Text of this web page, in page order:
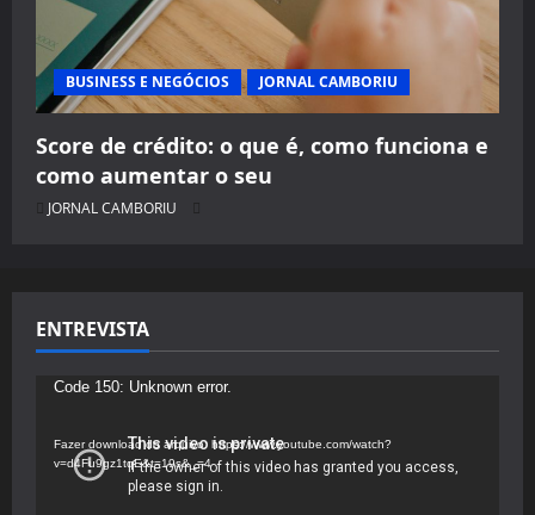
BUSINESS E NEGÓCIOS JORNAL CAMBORIU
Score de crédito: o que é, como funciona e
como aumentar o seu
JORNAL CAMBORIU
ENTREVISTA
Tocador
vídeo
Code 150: Unknown error.
Fazer download do arquivo: https://www.youtube.com/watch?
v=d4Fu9gz1tqE&t=19s&_=4